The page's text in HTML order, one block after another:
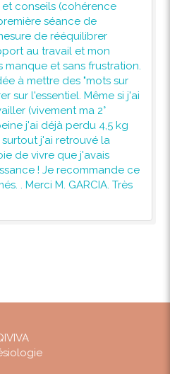
conseils (cohérence
séance de
de rééquilibrer
au travail et mon
et sans frustration.
à mettre des "mots sur
sur l'essentiel. Même si j'ai
(vivement ma 2°
j'ai déjà perdu 4,5 kg
j'ai retrouvé la
de vivre que j'avais
! Je recommande ce
. Merci M. GARCIA. Très